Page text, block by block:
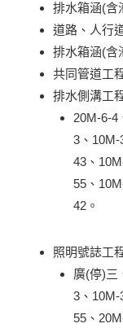
排水箱涵(含
道路、人行
排水箱涵(含
共同管道工
排水側溝工
20M-6-4
3、10M-
43、
55、
42。
照明號誌工
廣(停)三
3、10M-
55、